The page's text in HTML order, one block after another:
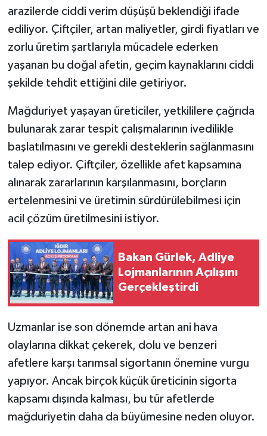
arazilerde ciddi verim düşüşü beklendiği ifade
ediliyor. Çiftçiler, artan maliyetler, girdi fiyatları ve
zorlu üretim şartlarıyla mücadele ederken
yaşanan bu doğal afetin, geçim kaynaklarını ciddi
şekilde tehdit ettiğini dile getiriyor.
Mağduriyet yaşayan üreticiler, yetkililere çağrıda
bulunarak zarar tespit çalışmalarının ivedilikle
başlatılmasını ve gerekli desteklerin sağlanmasını
talep ediyor. Çiftçiler, özellikle afet kapsamına
alınarak zararlarının karşılanmasını, borçların
ertelenmesini ve üretimin sürdürülebilmesi için
acil çözüm üretilmesini istiyor.
Bakan Gürlek, Adliye
Lojmanlarının Açılışını
Gerçekleştirdi
Uzmanlar ise son dönemde artan ani hava
olaylarına dikkat çekerek, dolu ve benzeri
afetlere karşı tarımsal sigortanın önemine vurgu
yapıyor. Ancak birçok küçük üreticinin sigorta
kapsamı dışında kalması, bu tür afetlerde
mağduriyetin daha da büyümesine neden oluyor.